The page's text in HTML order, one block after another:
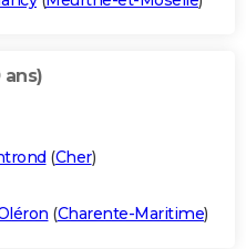
ans)
(Cher)
(Charente-Maritime)